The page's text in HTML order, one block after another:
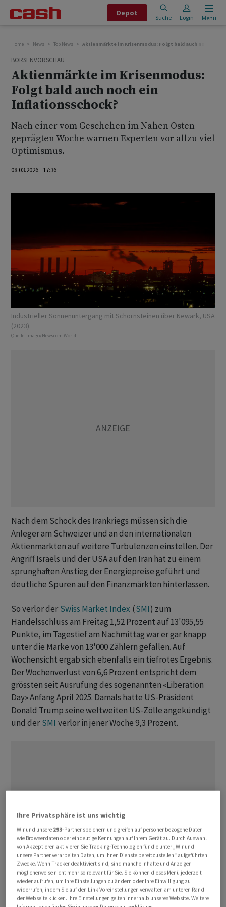
Depot
Suche Login Menu
Home News Top News Aktienmärkte im Krisenmodus: Folgt bald auch noch ein
BÖRSENVORSCHAU
Aktienmärkte im Krisenmodus:
Folgt bald auch noch ein
Inflationsschock?
Nach einer vom Geschehen im Nahen Osten
geprägten Woche warnen Experten vor allzu viel
Optimismus.
08.03.2026 17:36
Industrieller Sonnenuntergang mit Schornsteinen über Newark, USA
(2023).
Quelle: imago/Newscom World
Nach dem Schock des Irankriegs müssen sich die
Anleger am Schweizer und an den internationalen
Aktienmärkten auf weitere ‌Turbulenzen einstellen. Der
⁠Angriff Israels und der USA auf den Iran hat zu einem
sprunghaften Anstieg der Energiepreise geführt und
deutliche Spuren auf den Finanzmärkten hinterlassen.
So verlor der Swiss Market Index (SMI) zum
Handelsschluss am Freitag 1,52 Prozent auf 13'095,55
Punkte, im Tagestief am Nachmittag war er gar knapp
unter die Marke von 13'000 Zählern gefallen. Auf
Wochensicht ergab sich ebenfalls ein tiefrotes Ergebnis.
Der Wochenverlust von 6,6 Prozent entspricht dem
grössten seit Ausrufung des sogenannten «Liberation
Day» Anfang April 2025. Damals hatte US-Präsident
Donald Trump seine weltweiten US-Zölle angekündigt
und der SMI verlor in jener Woche 9,3 Prozent.
Der Gesamtmarkt gemessen am breitenSwiss
Ihre Privatsphäre ist uns wichtig
Wir und unsere 293-Partner speichern und greifen auf personenbezogene Daten
wie Browserdaten oder eindeutige Kennungen auf Ihrem Gerät zu. Durch Auswahl
von Akzeptieren aktivieren Sie Tracking-Technologien für die unter „Wir und
unsere Partner verarbeiten Daten, um Ihnen Dienste bereitzustellen“ aufgeführten
Zwecke. Wenn Tracker deaktiviert sind, sind manche Inhalte und Anzeigen
möglicherweise nicht mehr so relevant für Sie. Sie können dieses Menü jederzeit
wieder aufrufen, um Ihre Einstellungen zu ändern oder Ihre Einwilligung zu
widerrufen, indem Sie auf den Link Voreinstellungen verwalten am unteren Rand
der Webseite klicken. Ihre Einstellungen gelten innerhalb unseres Website. Weitere